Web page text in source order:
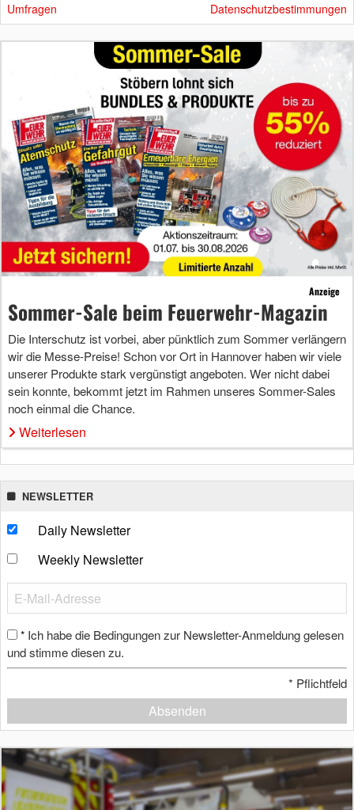
Umfragen Datenschutzbestimmungen
Anzeige
Sommer-Sale beim Feuerwehr-Magazin
Die Interschutz ist vorbei, aber pünktlich zum Sommer verlängern
wir die Messe-Preise! Schon vor Ort in Hannover haben wir viele
unserer Produkte stark vergünstigt angeboten. Wer nicht dabei
sein konnte, bekommt jetzt im Rahmen unseres Sommer-Sales
noch einmal die Chance.
Weiterlesen
NEWSLETTER
Daily Newsletter
Weekly Newsletter
* Ich habe die Bedingungen zur Newsletter-Anmeldung gelesen
und stimme diesen zu.
* Pflichtfeld
Absenden